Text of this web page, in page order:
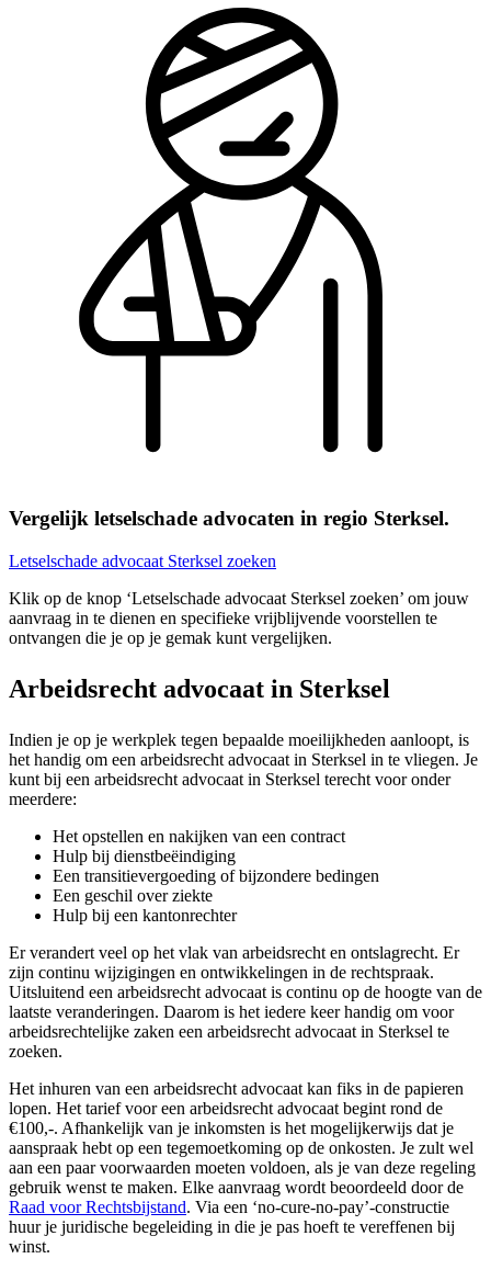
Vergelijk letselschade advocaten in regio Sterksel.
Letselschade advocaat Sterksel zoeken
Klik op de knop ‘Letselschade advocaat Sterksel zoeken’ om jouw
aanvraag in te dienen en specifieke vrijblijvende voorstellen te
ontvangen die je op je gemak kunt vergelijken.
Arbeidsrecht advocaat in Sterksel
Indien je op je werkplek tegen bepaalde moeilijkheden aanloopt, is
het handig om een arbeidsrecht advocaat in Sterksel in te vliegen. Je
kunt bij een arbeidsrecht advocaat in Sterksel terecht voor onder
meerdere:
Het opstellen en nakijken van een contract
Hulp bij dienstbeëindiging
Een transitievergoeding of bijzondere bedingen
Een geschil over ziekte
Hulp bij een kantonrechter
Er verandert veel op het vlak van arbeidsrecht en ontslagrecht. Er
zijn continu wijzigingen en ontwikkelingen in de rechtspraak.
Uitsluitend een arbeidsrecht advocaat is continu op de hoogte van de
laatste veranderingen. Daarom is het iedere keer handig om voor
arbeidsrechtelijke zaken een arbeidsrecht advocaat in Sterksel te
zoeken.
Het inhuren van een arbeidsrecht advocaat kan fiks in de papieren
lopen. Het tarief voor een arbeidsrecht advocaat begint rond de
€100,-. Afhankelijk van je inkomsten is het mogelijkerwijs dat je
aanspraak hebt op een tegemoetkoming op de onkosten. Je zult wel
aan een paar voorwaarden moeten voldoen, als je van deze regeling
gebruik wenst te maken. Elke aanvraag wordt beoordeeld door de
Raad voor Rechtsbijstand. Via een ‘no-cure-no-pay’-constructie
huur je juridische begeleiding in die je pas hoeft te vereffenen bij
winst.